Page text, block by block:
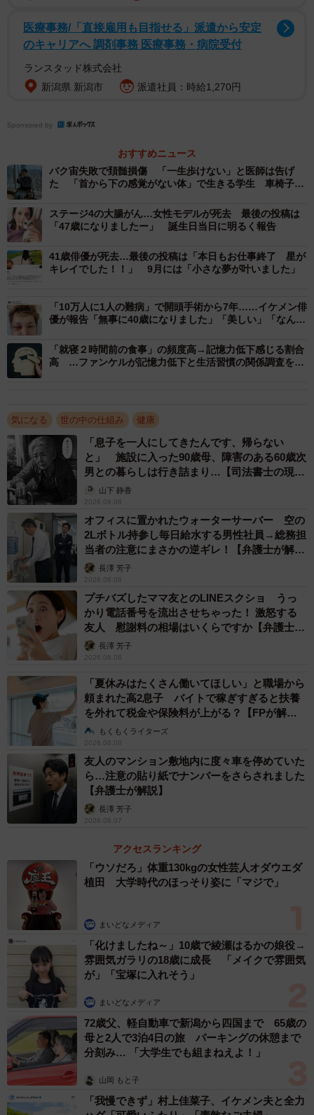
しかし近年の研究では、まとまった運動時間がとれない人
でも、食後に「10分間散歩する」だけで急激な血糖値の上
昇を抑えられることがわかってきました。本当に長時間の
ょうか。また、気になる体重管理やダイエットへの効果は
長で、糖尿病専門医でもある飯島康弘さんに話を聞きまし
た。
「一度の食後血糖」ではなく、「これを毎日繰り
返した先に何が残るか」
―まず、なぜ食後の急激な血糖上昇は身体に良くないので
しょうか
健康な方では、食事でブドウ糖が入ってきてもすい臓から
られません。ところが糖尿病の予備群や発症している方で
は、食事内容や食べ方によって食後血糖の急な上昇（いわ
す。
血糖スパイク自体が一発で病気を引き起こすわけではあり
ませんが、繰り返されると2つの問題が出てきます。1つ目
は血管へのダメージです。血管の内側の細胞（血管内皮）
が傷つきやすくなり、動脈硬化のリスクが上がります。2つ
目は、すい臓の疲弊です。スパイクに反応して大量のイン
スリンを出し続けることで、インスリンを作るβ細胞が少し
ずつ弱っていきます。
「一度の食後血糖」ではなく、「これを毎日繰り返した先
に何が残るか」が問題なのです。
るのは本当でしょうか？
はい、本当です。食後30〜60分ほどで血糖はピークに近づ
きますが、このタイミングで筋肉を動かすと、筋肉が血液
中のブドウ糖を取り込んでエネルギーに使うため、血糖の
山そのものを削ることができます。しかも歩行中の筋肉
は、インスリンの効きが悪い方でもブドウ糖を取り込める
経路を持っていることがわかっています。
2025年のランダム化試験では、糖負荷直後に10分歩いた群
で、歩かなかった群と比べて2時間血糖の総量（AUC）・平
均値・ピーク値がいずれも有意に低下しました。海外の研
究（ニュージーランド・オタゴ大学）でも、毎食後10分ず
つ歩いたほうが、1日30分まとめて歩くより血糖変動の改善
が大きく、夕食後血糖は平均22%低く抑えられたと報告さ
れています。
―食後に散歩を行う場合、どのくらいの強度で行うべきで
すか
強度の目安は「少し息が上がるけれど会話はできる」くら
いがよいでしょう。時速5〜6kmほどの、ふだんの散歩より
少し早足のイメージです。鼻歌を歌うと息切れが出るよう
医療事務/「直接雇用も目指せる」派遣から安定
のキャリアへ 調剤事務 医療事務・病院受付
ランスタッド株式会社
新潟県 新潟市
派遣社員：時給1,270円
Sponsored by
おすすめニュース
バク宙失敗で頚髄損傷 「一生歩けない」と医師は告げ
た 「首から下の感覚がない体」で生きる学生 車椅子で
ステージ4の大腸がん…女性モデルが死去 最後の投稿は
「47歳になりましたー」 誕生日当日に明るく報告
41歳俳優が死去…最後の投稿は「本日もお仕事終了 星が
キレイでした！！」 9月には「小さな夢が叶いました」
「10万人に1人の難病」で開頭手術から7年……イケメン俳
優が報告「無事に40歳になりました」「美しい」「なんか
「就寝２時間前の食事」の頻度高→記憶力低下感じる割合
高 …ファンケルが記憶力低下と生活習慣の関係調査を解
気になる 世の中の仕組み 健康
「息子を一人にしてきたんです、帰らない
と」 施設に入った90歳母、障害のある60歳次
男との暮らしは行き詰まり…【司法書士の現場
から】山下 静香
2026.08.08
オフィスに置かれたウォーターサーバー 空の
2Lボトル持参し毎日給水する男性社員→総務担
当者の注意にまさかの逆ギレ！【弁護士が解
説】長澤 芳子
2026.08.08
プチバズしたママ友とのLINEスクショ うっ
かり電話番号を流出させちゃった！ 激怒する
友人 慰謝料の相場はいくらですか【弁護士が
解説】長澤 芳子
2026.08.08
「夏休みはたくさん働いてほしい」と職場から
頼まれた高2息子 バイトで稼ぎすぎると扶養
を外れて税金や保険料が上がる？【FPが解
説】もくもくライターズ
2026.08.08
友人のマンション敷地内に度々車を停めていた
ら…注意の貼り紙でナンバーをさらされました
【弁護士が解説】
長澤 芳子
2026.08.07
アクセスランキング
「ウソだろ」体重130kgの女性芸人オダウエダ
植田 大学時代のほっそり姿に「マジで」
まいどなメディア
「化けましたね～」10歳で綾瀬はるかの娘役→
雰囲気ガラリの18歳に成長 「メイクで雰囲気
が」「宝塚に入れそう」
まいどなメディア
72歳父、軽自動車で新潟から四国まで 65歳の
母と2人で3泊4日の旅 パーキングの休憩まで
分刻み… 「大学生でも組まねえよ！」
山岡 もと子
「我慢できず」村上佳菜子、イケメン夫と全力